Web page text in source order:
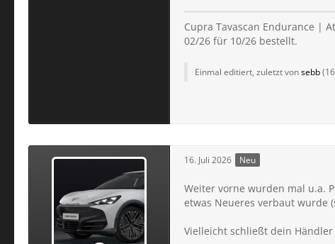
Cupra Tavascan Endurance |
02/26 für 10/26 bestellt.
Einmal editiert, zuletzt vonsebb(
16. Juli 2026 Neu
Weiter vorne wurden mal u.a.
etwas Neueres verbaut wurde
Vielleicht schließt dein Händler